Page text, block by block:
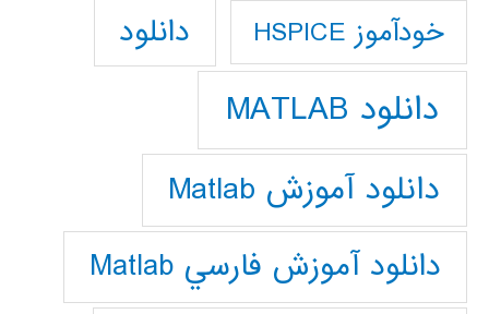
خودآموز HSPICE دانلود
دانلود MATLAB
دانلود آموزش Matlab
دانلود آموزش فارسي Matlab